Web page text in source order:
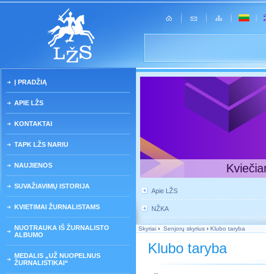
Į PRADŽIĄ
APIE LŽS
KONTAKTAI
TAPK LŽS NARIU
NAUJIENOS
SUVAŽIAVIMŲ ISTORIJA
KVIETIMAI ŽURNALISTAMS
NUOTRAUKA IŠ ŽURNALISTO
ALBUMO
MEDALIS „UŽ NUOPELNUS
ŽURNALISTIKAI“
Apie LŽS
NŽKA
Skyriai › Senjorų skyrius › Klubo taryba
Klubo taryba